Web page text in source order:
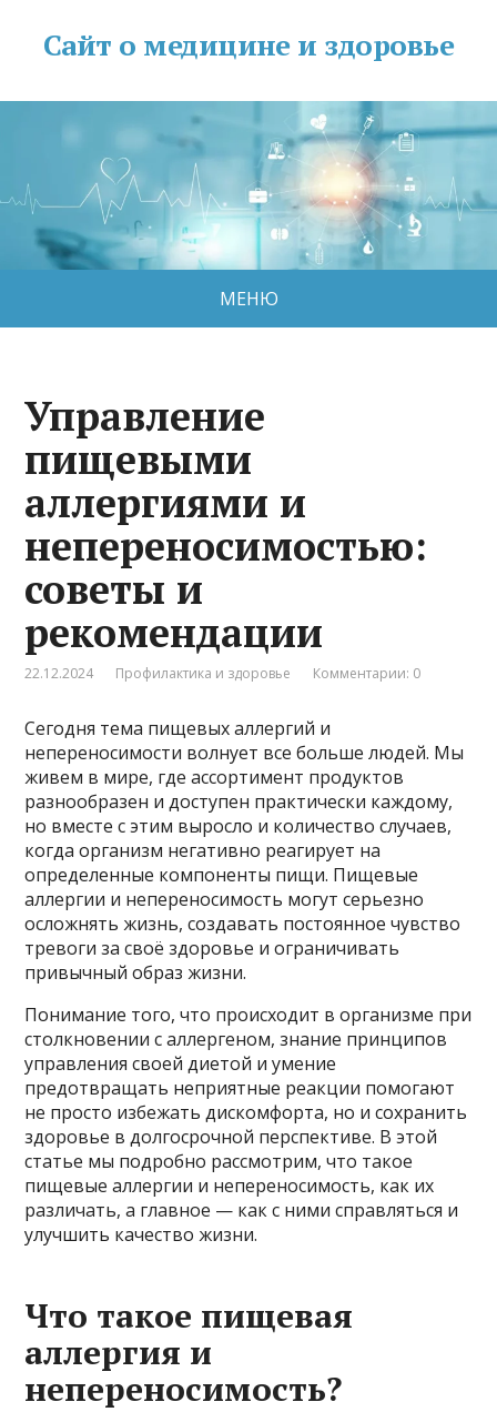
Сайт о медицине и здоровье
МЕНЮ
Управление
пищевыми
аллергиями и
непереносимостью:
советы и
рекомендации
22.12.2024 Профилактика и здоровье Комментарии: 0
Сегодня тема пищевых аллергий и
непереносимости волнует все больше людей. Мы
живем в мире, где ассортимент продуктов
разнообразен и доступен практически каждому,
но вместе с этим выросло и количество случаев,
когда организм негативно реагирует на
определенные компоненты пищи. Пищевые
аллергии и непереносимость могут серьезно
осложнять жизнь, создавать постоянное чувство
тревоги за своё здоровье и ограничивать
привычный образ жизни.
Понимание того, что происходит в организме при
столкновении с аллергеном, знание принципов
управления своей диетой и умение
предотвращать неприятные реакции помогают
не просто избежать дискомфорта, но и сохранить
здоровье в долгосрочной перспективе. В этой
статье мы подробно рассмотрим, что такое
пищевые аллергии и непереносимость, как их
различать, а главное — как с ними справляться и
улучшить качество жизни.
Что такое пищевая
аллергия и
непереносимость?